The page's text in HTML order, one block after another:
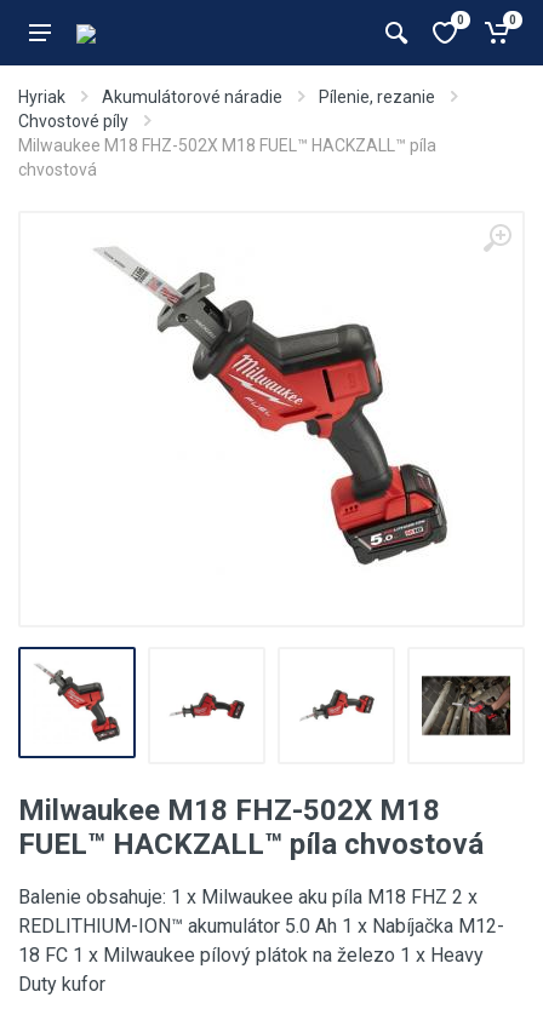
0 0
Hyriak Akumulátorové náradie
Pílenie, rezanie
Chvostové píly
Milwaukee M18 FHZ-502X M18 FUEL™ HACKZALL™ píla
chvostová
Milwaukee M18 FHZ-502X M18
FUEL™ HACKZALL™ píla chvostová
Balenie obsahuje: 1 x Milwaukee aku píla M18 FHZ 2 x
REDLITHIUM-ION™ akumulátor 5.0 Ah 1 x Nabíjačka M12-
18 FC 1 x Milwaukee pílový plátok na železo 1 x Heavy
Duty kufor